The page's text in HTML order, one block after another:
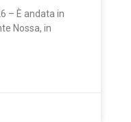
– È andata in
Nossa, in